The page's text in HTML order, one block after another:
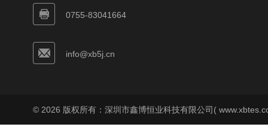
0755-83041664
info@xb5j.cn
© 2026 版权所有：深圳市鑫博恒业科技有限公司(